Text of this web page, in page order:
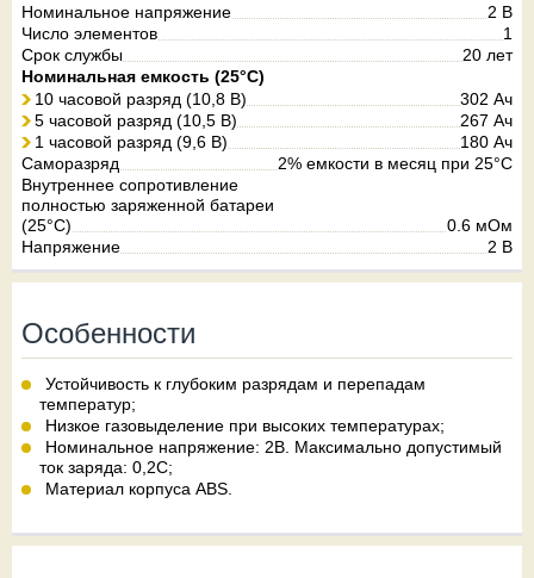
Номинальное напряжение
2 В
Число элементов
1
Срок службы
20 лет
Номинальная емкость (25°С)
10 часовой разряд (10,8 В)
302 Ач
5 часовой разряд (10,5 В)
267 Ач
1 часовой разряд (9,6 В)
180 Ач
Саморазряд
2% емкости в месяц при 25°C
Внутреннее сопротивление
полностью заряженной батареи
(25°C)
0.6 мОм
Напряжение
2 В
Особенности
Устойчивость к глубоким разрядам и перепадам
температур;
Низкое газовыделение при высоких температурах;
Номинальное напряжение: 2В. Максимально допустимый
ток заряда: 0,2C;
Материал корпуса ABS.